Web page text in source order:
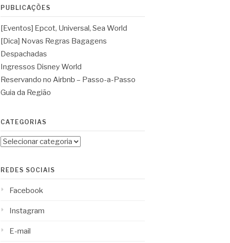
PUBLICAÇÕES
[Eventos] Epcot, Universal, Sea World
[Dica] Novas Regras Bagagens
Despachadas
Ingressos Disney World
Reservando no Airbnb – Passo-a-Passo
Guia da Região
CATEGORIAS
Categorias
REDES SOCIAIS
Facebook
Instagram
E-mail